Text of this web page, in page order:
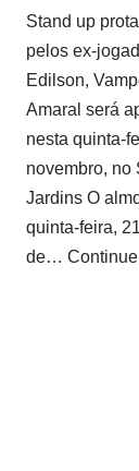
Stand up
pelos ex-
Edilson,
Amaral será
nesta quinta-
novembro, no
Jardins O
quinta-feira, 21
de…